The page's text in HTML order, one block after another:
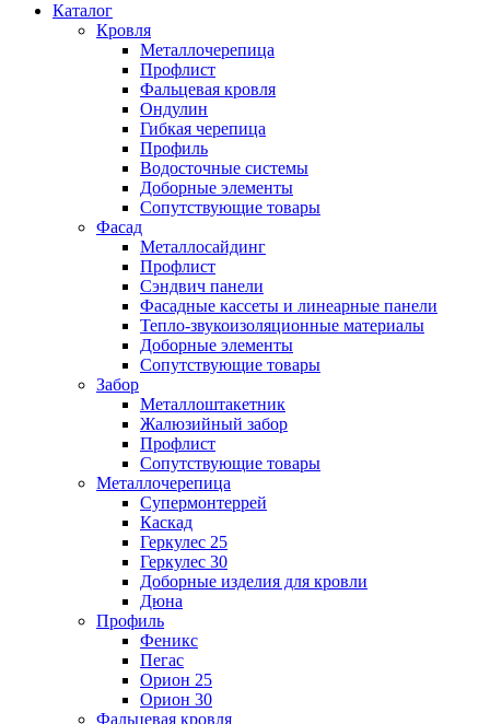
Каталог
Кровля
Металлочерепица
Профлист
Фальцевая кровля
Ондулин
Гибкая черепица
Профиль
Водосточные системы
Доборные элементы
Сопутствующие товары
Фасад
Металлосайдинг
Профлист
Сэндвич панели
Фасадные кассеты и линеарные панели
Тепло-звукоизоляционные материалы
Доборные элементы
Сопутствующие товары
Забор
Металлоштакетник
Жалюзийный забор
Профлист
Сопутствующие товары
Металлочерепица
Супермонтеррей
Каскад
Геркулес 25
Геркулес 30
Доборные изделия для кровли
Дюна
Профиль
Феникс
Пегас
Орион 25
Орион 30
Фальцевая кровля